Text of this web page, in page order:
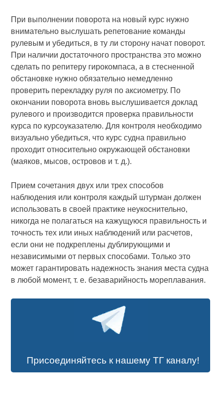
При выполнении поворота на новый курс нужно
внимательно выслушать репетование команды
рулевым и убедиться, в ту ли сторону начат поворот.
При наличии достаточного пространства это можно
сделать по репитеру гирокомпаса, а в стесненной
обстановке нужно обязательно немедленно
проверить перекладку руля по аксиометру. По
окончании поворота вновь выслушивается доклад
рулевого и производится проверка правильности
курса по курсоуказателю. Для контроля необходимо
визуально убедиться, что курс судна правильно
проходит относительно окружающей обстановки
(маяков, мысов, островов и т. д.).
Прием сочетания двух или трех способов
наблюдения или контроля каждый штурман должен
использовать в своей практике неукоснительно,
никогда не полагаться на кажущуюся правильность и
точность тех или иных наблюдений или расчетов,
если они не подкреплены дублирующими и
независимыми от первых способами. Только это
может гарантировать надежность знания места судна
в любой момент, т. е. безаварийность мореплавания.
Присоединяйтесь к нашему ТГ каналу!